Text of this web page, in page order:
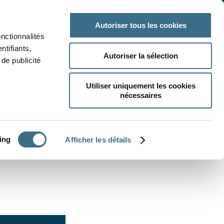
publicité
Afficher les détails
Autoriser tous les cookies
Autoriser la sélection
Utiliser uniquement les cookies
nécessaires